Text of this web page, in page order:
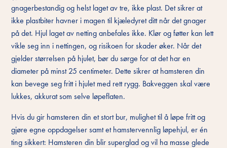
gnagerbestandig og helst laget av tre, ikke plast. Det sikrer at
ikke plastbiter havner i magen til kjæledyret ditt når det gnager
på det. Hjul laget av netting anbefales ikke. Klør og føtter kan lett
vikle seg inn i nettingen, og risikoen for skader øker. Når det
gjelder størrelsen på hjulet, bør du sørge for at det har en
diameter på minst 25 centimeter. Dette sikrer at hamsteren din
kan bevege seg fritt i hjulet med rett rygg. Bakveggen skal være
lukkes, akkurat som selve løpeflaten.
Hvis du gir hamsteren din et stort bur, mulighet til å løpe fritt og
gjøre egne oppdagelser samt et hamstervennlig løpehjul, er én
ting sikkert: Hamsteren din blir superglad og vil ha masse glede